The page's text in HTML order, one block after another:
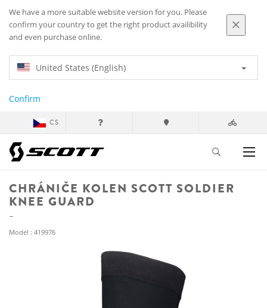
We have a more suitable website version for you. Please
confirm your country to get the right product availibility
and even purchase online.
United States (English)
Confirm
CS
CHRÁNIČE KOLEN SCOTT SOLDIER
KNEE GUARD
Model : 419976